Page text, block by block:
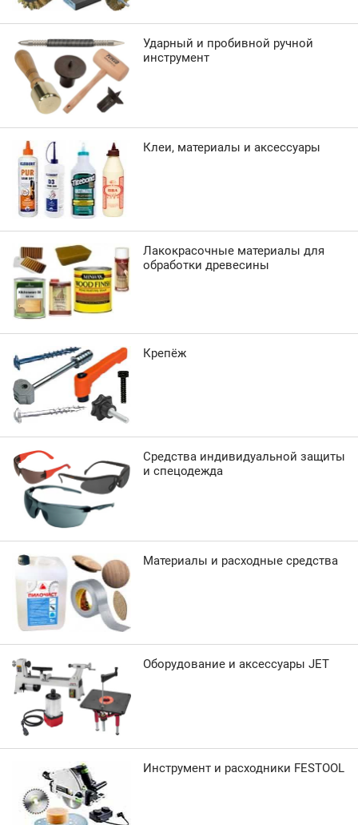
Ударный и пробивной ручной
инструмент
Клеи, материалы и аксессуары
Лакокрасочные материалы для
обработки древесины
Крепёж
Средства индивидуальной защиты
и спецодежда
Материалы и расходные средства
Оборудование и аксессуары JET
Инструмент и расходники FESTOOL